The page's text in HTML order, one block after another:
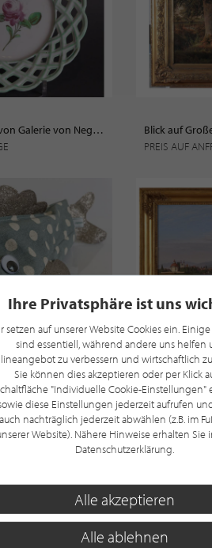
Flechtrand Teller von Galerie von Negelein Hannover
PREIS AUF
Clemens Augustin Fischtäschchen im Manufaktur Shop
Dux in
PREIS AUF
Ihre Privatsphäre ist uns
setzen auf unserer Website Cookies ein.
sind essentiell, während andere uns helfen
zu verbessern und wirtschaftlich
Sie können dies akzeptieren oder per Klick
"Individuelle Cookie-Einstellungen"
diese Einstellungen jederzeit aufrufen
auch nachträglich jederzeit abwählen (z.B. im
Website). Nähere Hinweise erhalten Sie
Datenschutzerklärung.
Alle akzeptieren
Alle ablehnen